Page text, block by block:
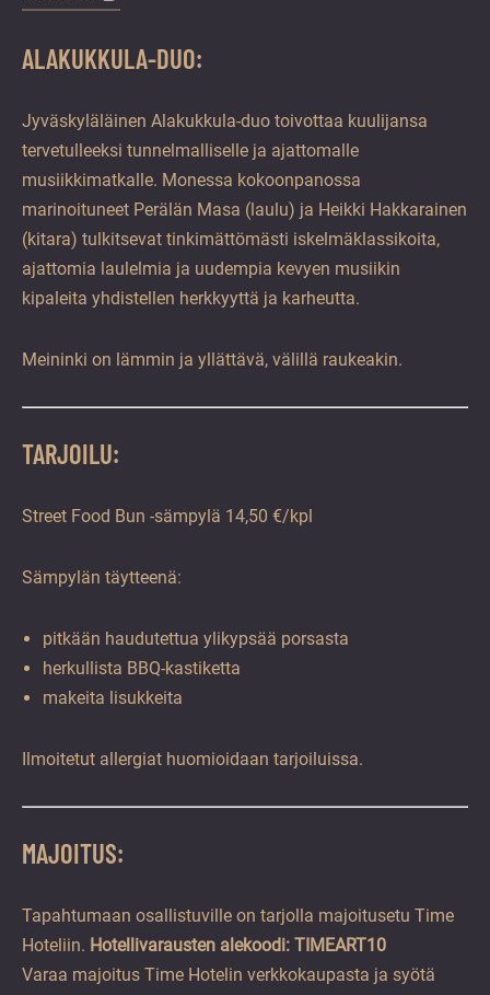
ALAKUKKULA-DUO:
Jyväskyläläinen Alakukkula-duo toivottaa kuulijansa
tervetulleeksi tunnelmalliselle ja ajattomalle
musiikkimatkalle. Monessa kokoonpanossa
marinoituneet Perälän Masa (laulu) ja Heikki Hakkarainen
(kitara) tulkitsevat tinkimättömästi iskelmäklassikoita,
ajattomia laulelmia ja uudempia kevyen musiikin
kipaleita yhdistellen herkkyyttä ja karheutta.
Meininki on lämmin ja yllättävä, välillä raukeakin.
TARJOILU:
Street Food Bun -sämpylä 14,50 €/kpl
Sämpylän täytteenä:
pitkään haudutettua ylikypsää porsasta
herkullista BBQ-kastiketta
makeita lisukkeita
Ilmoitetut allergiat huomioidaan tarjoiluissa.
MAJOITUS:
Tapahtumaan osallistuville on tarjolla majoitusetu Time
Hoteliin. Hotellivarausten alekoodi: TIMEART10
Varaa majoitus Time Hotelin verkkokaupasta ja syötä